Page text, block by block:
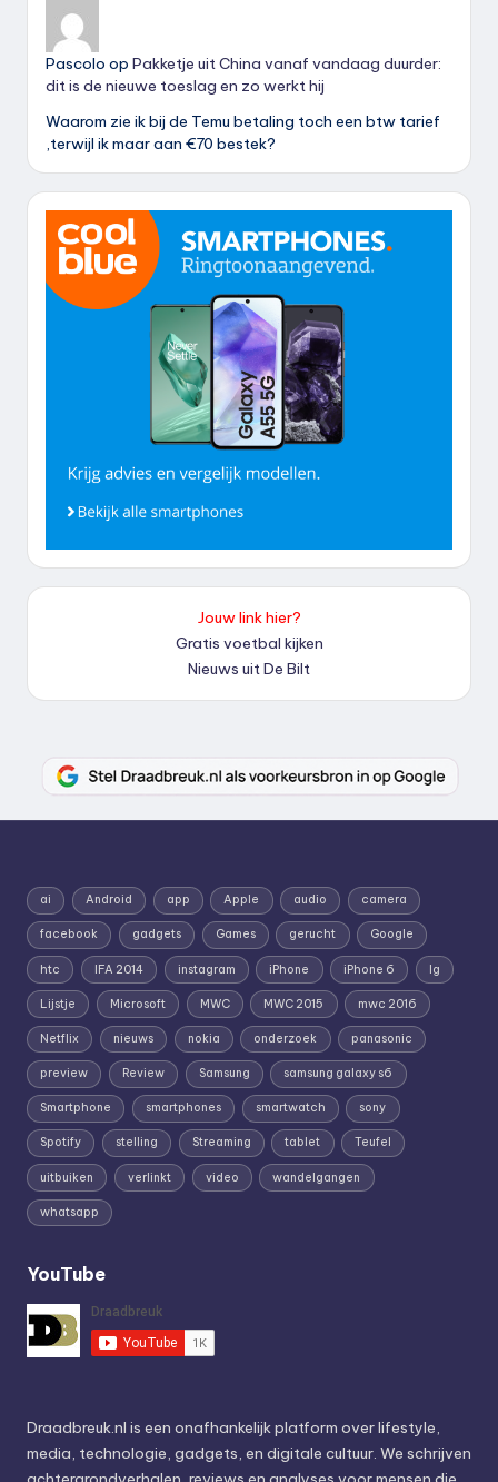
Pascolo op Pakketje uit China vanaf vandaag duurder:
dit is de nieuwe toeslag en zo werkt hij
Waarom zie ik bij de Temu betaling toch een btw tarief
,terwijl ik maar aan €70 bestek?
Jouw link hier?
Gratis voetbal kijken
Nieuws uit De Bilt
ai Android app Apple audio camera
facebook gadgets Games gerucht Google
htc IFA 2014 instagram iPhone iPhone 6 lg
Lijstje Microsoft MWC MWC 2015 mwc 2016
Netflix nieuws nokia onderzoek panasonic
preview Review Samsung samsung galaxy s6
Smartphone smartphones smartwatch sony
Spotify stelling Streaming tablet Teufel
uitbuiken verlinkt video wandelgangen
whatsapp
YouTube
Draadbreuk.nl is een onafhankelijk platform over lifestyle,
media, technologie, gadgets, en digitale cultuur. We schrijven